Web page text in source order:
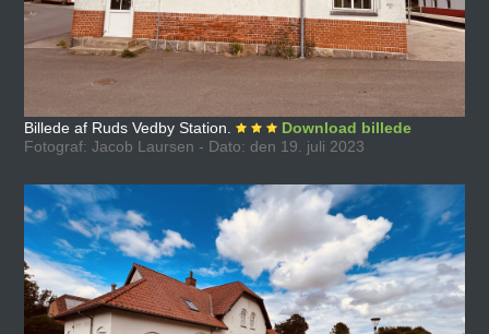
Billede af Ruds Vedby Station.
Download billede
Fotograf: Jacob Laursen - Dato: den 19. juli 2023